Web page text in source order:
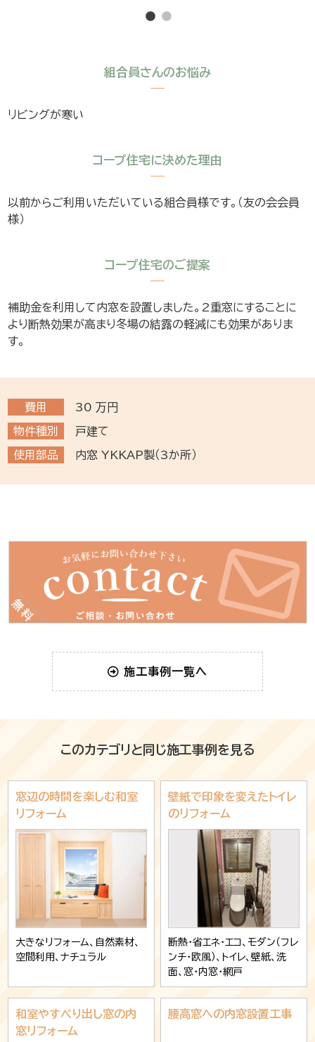
費用 30 万円
物件種別 戸建て
使用部品 内窓 YKKAP製（3か所）
組合員さんのお悩み
リビングが寒い
コープ住宅に決めた理由
以前からご利用いただいている組合員様です。（友の会会員
様）
コープ住宅のご提案
補助金を利用して内窓を設置しました。2重窓にすることに
より断熱効果が高まり冬場の結露の軽減にも効果がありま
す。
施工事例一覧へ
このカテゴリと同じ施工事例を見る
窓辺の時間を楽しむ和室
リフォーム
大きなリフォーム、自然素材、
空間利用、ナチュラル
壁紙で印象を変えたトイレ
のリフォーム
断熱・省エネ・エコ、モダン（フレ
ンチ・欧風）、トイレ、壁紙、洗
面、窓・内窓・網戸
和室やすべり出し窓の内
窓リフォーム
腰高窓への内窓設置工事